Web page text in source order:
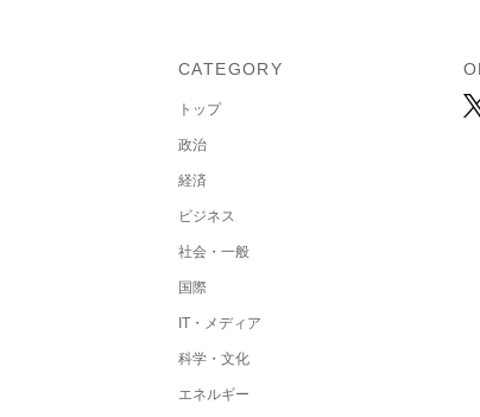
CATEGORY
トップ
政治
経済
ビジネス
社会・一般
国際
IT・メディア
科学・文化
エネルギー